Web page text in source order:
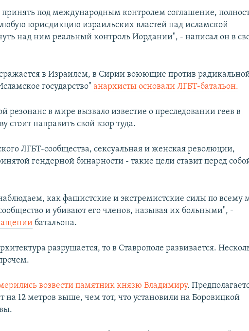
под международным контролем соглашение,
юрисдикцию израильских властей над исламской
над ним реальный контроль Иордании", - написал он в
в Израилем, в Сирии воюющие против
государство"анархисты основали ЛГБТ-батальон.
резонанс в мире вызвало известие о преследовании геев в
стоит направить свой взор туда.
ЛГБТ-сообщества, сексуальная и женская революции,
гендерной бинарности - такие цели ставит перед
как фашистские и экстремистские силы по всему
и убивают его членов, называя их больными", -
батальона.
разрушается, то в Ставрополе развивается.
возвести памятник князю Владимиру.
на 12 метров выше, чем тот, что установили на Боровицкой